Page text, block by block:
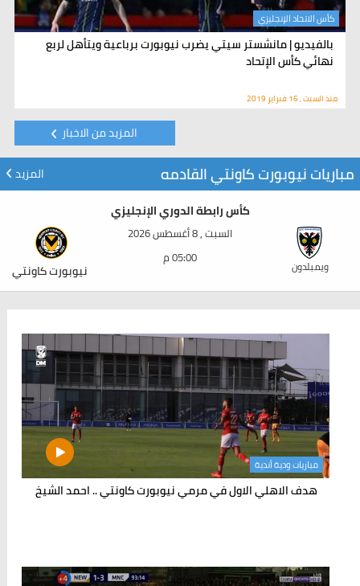
بالفيديو | مانشستر سيتي يضرب نيوبورت برباعية ويتأهل لربع
نهائي كأس الإتحاد
كأس الاتحاد الإنجليزي
منذ السبت , 16 فبراير 2019
المزيد من الاخبار
مباريات نيوبورت كاونتي القادمه
المزيد
كأس رابطة الدوري الإنجليزي
ويمبلدون
السبت , 8 أغسطس 2026
05:00 م
نيوبورت كاونتي
مباريات ودية أندية
هدف الاهلي الاول في مرمي نيوبورت كاونتي .. احمد الشيخ